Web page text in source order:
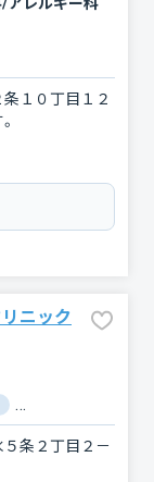
１０丁目１２
ニック
条２丁目２－